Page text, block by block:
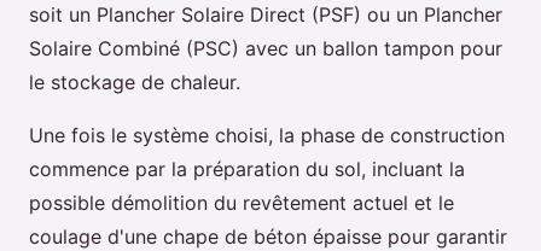
soit un Plancher Solaire Direct (PSF) ou un Plancher
Solaire Combiné (PSC) avec un ballon tampon pour
le stockage de chaleur.
Une fois le système choisi, la phase de construction
commence par la préparation du sol, incluant la
possible démolition du revêtement actuel et le
coulage d'une chape de béton épaisse pour garantir